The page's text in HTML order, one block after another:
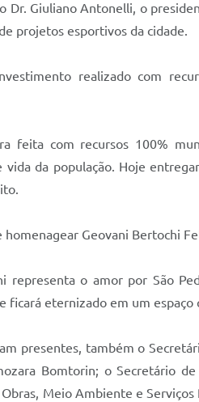
Giuliano Antonelli, o
projetos esportivos da cidade.
realizado com
feita com recursos 100%
da população. Hoje
Geovani Bertochi
o amor por São
eternizado em um
presentes, também o
Bomtorin; o Secretário
Meio Ambiente e